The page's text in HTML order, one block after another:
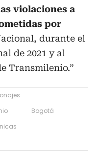
violaciones a
por
durante el
de 2021 y al
Transmilenio.”
Bogotá